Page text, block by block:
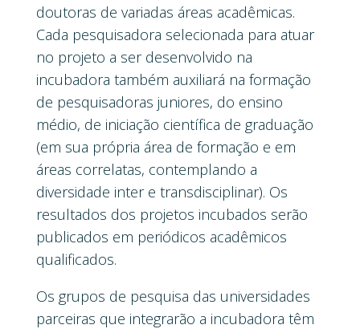
doutoras de variadas áreas acadêmicas.
Cada pesquisadora selecionada para atuar
no projeto a ser desenvolvido na
incubadora também auxiliará na formação
de pesquisadoras juniores, do ensino
médio, de iniciação científica de graduação
(em sua própria área de formação e em
áreas correlatas, contemplando a
diversidade inter e transdisciplinar). Os
resultados dos projetos incubados serão
publicados em periódicos acadêmicos
qualificados.
Os grupos de pesquisa das universidades
parceiras que integrarão a incubadora têm